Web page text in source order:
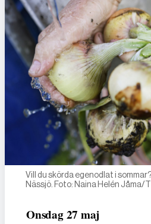
Vill du skörda egenodlat i
Nässjö. Foto: Naina Helén Jåma/
Onsdag 27 maj